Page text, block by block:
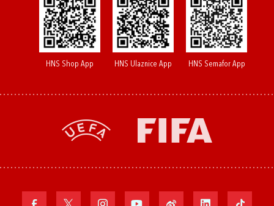
HNS Shop App HNS Ulaznice App HNS Semafor App